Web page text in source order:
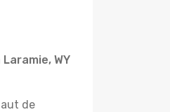
WY
de